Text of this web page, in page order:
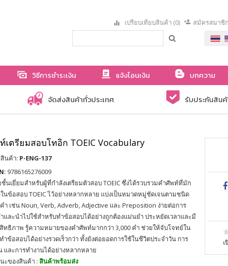
เปรียบเทียบสินค้า (0) สมัครสมาชิก
วิธีการชำระเงิน แจ้งโอนเงิน
บทความ
จัดส่งสินค้าทั่วประเทศ รับประกันสิน
เตรียมสอบโทอิก TOEIC Vocabulary
นค้า: P-ENG-137
9786165276009
นเยี่ยมสำหรับผู้ที่กำลังเตรียมตัวสอบ TOEIC ซึ่งได้รวบรวมคำศัพท์ที่มัก
นข้อสอบ TOEIC ไว้อย่างหลากหลาย แบ่งเป็นหมวดหมู่ชัดเจนตามชนิด
ำ เช่น Noun, Verb, Adverb, Adjective และ Preposition ง่ายต่อการ
และนำไปใช้สำหรับทำข้อสอบได้อย่างถูกต้องแม่นยำ ประหยัดเวลาและมี
ทธิภาพ รู้ความหมายของคำศัพท์มากกว่า 3,000 คำ ช่วยให้จับโจทย์ใน
ำข้อสอบได้อย่างรวดเร็วกว่า ทั้งยังต่อยอดการใช้ในชีวิตประจำวัน การ
และการทำงานได้อย่างหลากหลาย
ะของสินค้า : สินค้าพร้อมส่ง
เ